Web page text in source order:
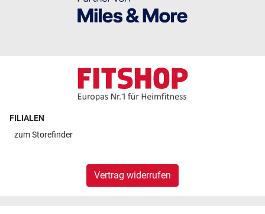
FILIALEN
zumStorefinder
Vertrag widerrufen